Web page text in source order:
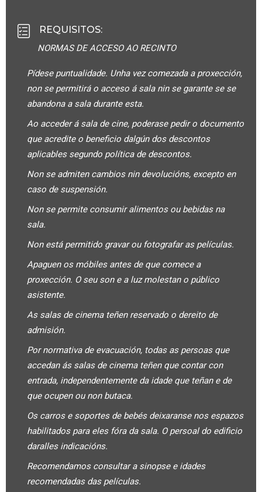
REQUISITOS:
NORMAS DE ACCESO AO RECINTO
Pídese puntualidade. Unha vez comezada a proxección,
non se permitirá o acceso á sala nin se garante se se
abandona a sala durante esta.
Ao acceder á sala de cine, poderase pedir o documento
que acredite o beneficio dalgún dos descontos
aplicables segundo política de descontos.
Non se admiten cambios nin devolucións, excepto en
caso de suspensión.
Non se permite consumir alimentos ou bebidas na
sala.
Non está permitido gravar ou fotografar as películas.
Apaguen os móbiles antes de que comece a
proxección. O seu son e a luz molestan o público
asistente.
As salas de cinema teñen reservado o dereito de
admisión.
Por normativa de evacuación, todas as persoas que
accedan ás salas de cinema teñen que contar con
entrada, independentemente da idade que teñan e de
que ocupen ou non butaca.
Os carros e soportes de bebés deixaranse nos espazos
habilitados para eles fóra da sala. O persoal do edificio
daralles indicacións.
Recomendamos consultar a sinopse e idades
recomendadas das películas.